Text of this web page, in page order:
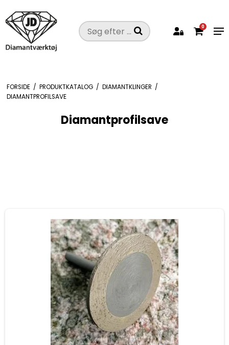
0
FORSIDE / PRODUKTKATALOG / DIAMANTKLINGER /
DIAMANTPROFILSAVE
Diamantprofilsave